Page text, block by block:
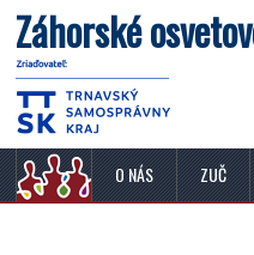
Záhorské
O NÁS ZUČ